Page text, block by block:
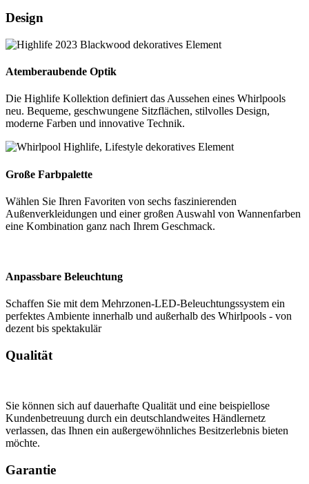
Design
Atemberaubende Optik
Die Highlife Kollektion definiert das Aussehen eines Whirlpools
neu. Bequeme, geschwungene Sitzflächen, stilvolles Design,
moderne Farben und innovative Technik.
Große Farbpalette
Wählen Sie Ihren Favoriten von sechs faszinierenden
Außenverkleidungen und einer großen Auswahl von Wannenfarben
eine Kombination ganz nach Ihrem Geschmack.
Anpassbare Beleuchtung
Schaffen Sie mit dem Mehrzonen-LED-Beleuchtungssystem ein
perfektes Ambiente innerhalb und außerhalb des Whirlpools - von
dezent bis spektakulär
Qualität
Sie können sich auf dauerhafte Qualität und eine beispiellose
Kundenbetreuung durch ein deutschlandweites Händlernetz
verlassen, das Ihnen ein außergewöhnliches Besitzerlebnis bieten
möchte.
Garantie